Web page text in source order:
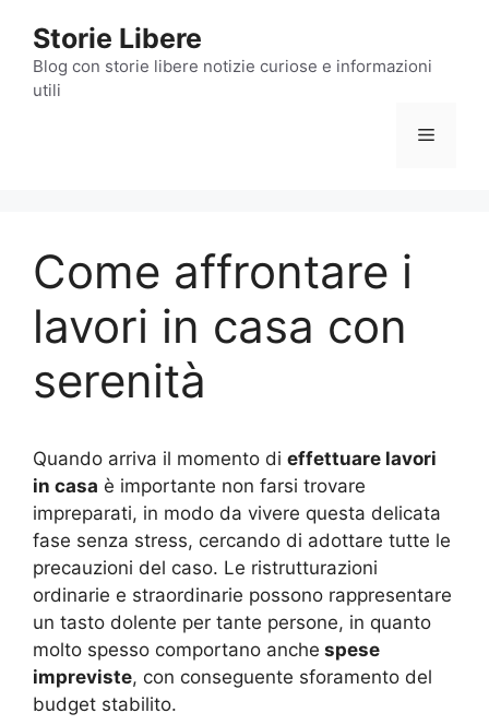
contenuto
Storie Libere
Blog con storie libere notizie curiose e informazioni
utili
Menu
Come affrontare i
lavori in casa con
serenità
Quando arriva il momento di effettuare lavori
in casa è importante non farsi trovare
impreparati, in modo da vivere questa delicata
fase senza stress, cercando di adottare tutte le
precauzioni del caso. Le ristrutturazioni
ordinarie e straordinarie possono rappresentare
un tasto dolente per tante persone, in quanto
molto spesso comportano anche spese
impreviste, con conseguente sforamento del
budget stabilito.